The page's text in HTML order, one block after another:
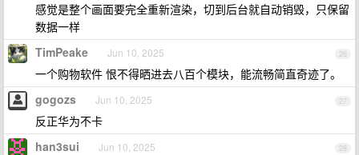
感觉是整个画面要完全重新渲染，切到后台就自动销毁，只保留
数据一样
26
TimPeake Jun 10, 2025
一个购物软件 恨不得晒进去八百个模块，能流畅简直奇迹了。
27
gogozs Jun 10, 2025
反正华为不卡
28
han3sui Jun 10, 2025